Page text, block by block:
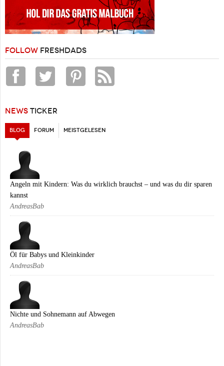
FOLLOW FRESHDADS
NEWS TICKER
BLOG (AKTIVER REITER)
FORUM MEISTGELESEN
Angeln mit Kindern: Was du wirklich brauchst – und was du dir sparen
kannst
AndreasBab
Öl für Babys und Kleinkinder
AndreasBab
Nichte und Sohnemann auf Abwegen
AndreasBab